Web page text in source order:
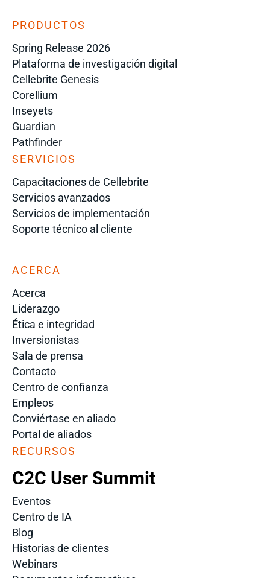
PRODUCTOS
Spring Release 2026
Plataforma de investigación digital
Cellebrite Genesis
Corellium
Inseyets
Guardian
Pathfinder
SERVICIOS
Capacitaciones de Cellebrite
Servicios avanzados
Servicios de implementación
Soporte técnico al cliente
ACERCA
Acerca
Liderazgo
Ética e integridad
Inversionistas
Sala de prensa
Contacto
Centro de confianza
Empleos
Conviértase en aliado
Portal de aliados
RECURSOS
C2C User Summit
Eventos
Centro de IA
Blog
Historias de clientes
Webinars